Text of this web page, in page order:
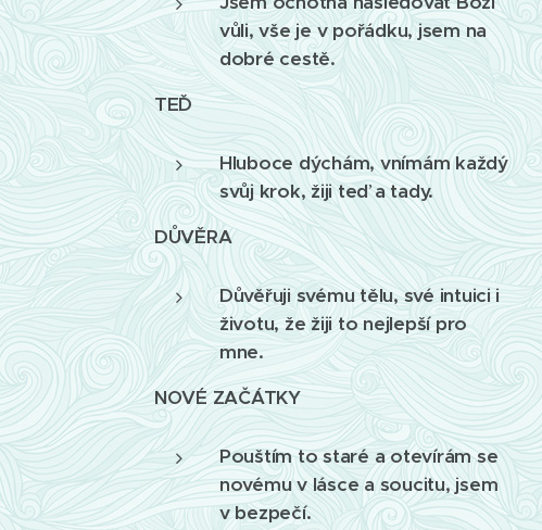
vůli, vše je v pořádku, jsem na
dobré cestě.
TEĎ
Hluboce dýchám, vnímám každý
svůj krok, žiji teď a tady.
DŮVĚRA
Důvěřuji svému tělu, své intuici i
životu, že žiji to nejlepší pro
mne.
NOVÉ ZAČÁTKY
Pouštím to staré a otevírám se
novému v lásce a soucitu, jsem
v bezpečí.